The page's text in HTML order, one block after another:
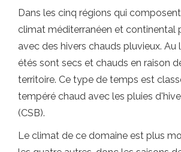
Dans les cinq régions qui
climat méditerranéen et continental
avec des hivers chauds pluvieux. Au
étés sont secs et chauds en raison
territoire. Ce type de temps est
tempéré chaud avec les pluies
(CSB).
Le climat de ce domaine est plus